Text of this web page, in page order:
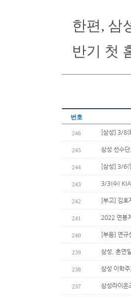
한편, 삼
반기 첫
번호
246 [삼성] 3/8(
245 삼성 선수
244 [삼성] 3/6(
243 3/3(수)
242 [부고] 김호
241 2022 연봉
240 [부음] 연규
239 삼성, 혼연
238 삼성 이학
237 삼성라이온